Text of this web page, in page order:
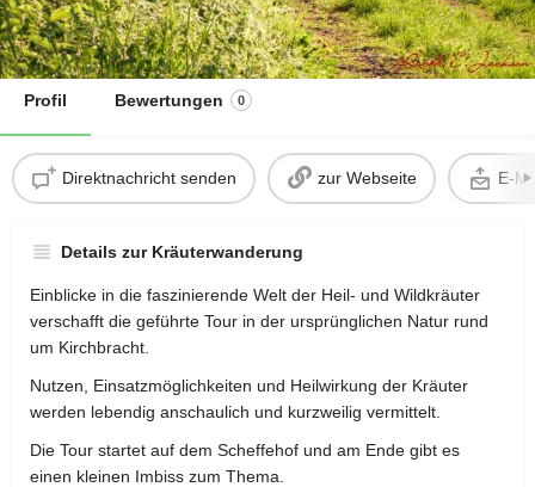
Direktnachricht senden
Profil Bewertungen 0
Direktnachricht senden zur Webseite E-
Details zur Kräuterwanderung
Einblicke in die faszinierende Welt der Heil- und Wildkräuter
verschafft die geführte Tour in der ursprünglichen Natur rund
um Kirchbracht.
Nutzen, Einsatzmöglichkeiten und Heilwirkung der Kräuter
werden lebendig anschaulich und kurzweilig vermittelt.
Die Tour startet auf dem Scheffehof und am Ende gibt es
einen kleinen Imbiss zum Thema.